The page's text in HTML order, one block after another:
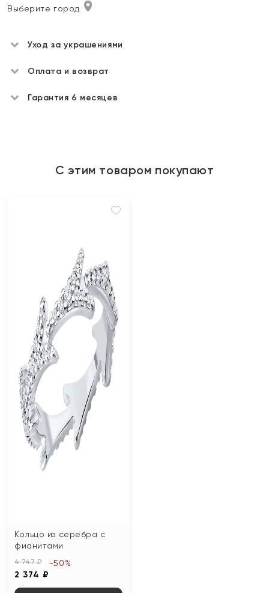
Выберите город
Уход за украшениями
Оплата и возврат
Гарантия 6 месяцев
С этим товаром покупают
Кольцо из серебра с
фианитами
4 747 ₽
2 374 ₽
-50%